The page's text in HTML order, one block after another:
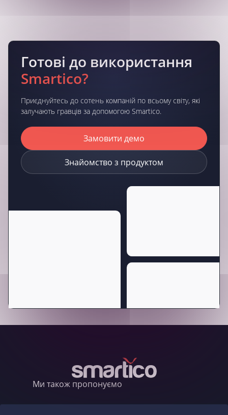
Готові до використання
Smartico?
Приєднуйтесь до сотень компаній по всьому світу, які
залучають гравців за допомогою Smartico.
Замовити демо
Знайомство з продуктом
Ми також пропонуємо